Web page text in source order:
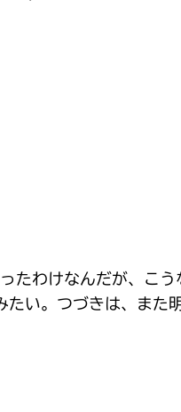
たわけなんだが、こ
い。つづきは、また明